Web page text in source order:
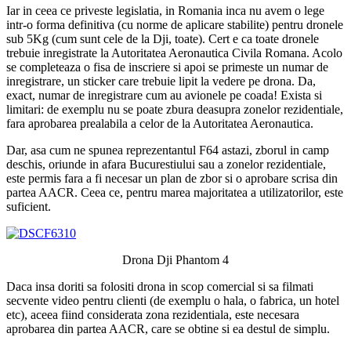
Iar in ceea ce priveste legislatia, in Romania inca nu avem o lege
intr-o forma definitiva (cu norme de aplicare stabilite) pentru dronele
sub 5Kg (cum sunt cele de la Dji, toate). Cert e ca toate dronele
trebuie inregistrate la Autoritatea Aeronautica Civila Romana. Acolo
se completeaza o fisa de inscriere si apoi se primeste un numar de
inregistrare, un sticker care trebuie lipit la vedere pe drona. Da,
exact, numar de inregistrare cum au avionele pe coada! Exista si
limitari: de exemplu nu se poate zbura deasupra zonelor rezidentiale,
fara aprobarea prealabila a celor de la Autoritatea Aeronautica.
Dar, asa cum ne spunea reprezentantul F64 astazi, zborul in camp
deschis, oriunde in afara Bucurestiului sau a zonelor rezidentiale,
este permis fara a fi necesar un plan de zbor si o aprobare scrisa din
partea AACR. Ceea ce, pentru marea majoritatea a utilizatorilor, este
suficient.
Drona Dji Phantom 4
Daca insa doriti sa folositi drona in scop comercial si sa filmati
secvente video pentru clienti (de exemplu o hala, o fabrica, un hotel
etc), aceea fiind considerata zona rezidentiala, este necesara
aprobarea din partea AACR, care se obtine si ea destul de simplu.